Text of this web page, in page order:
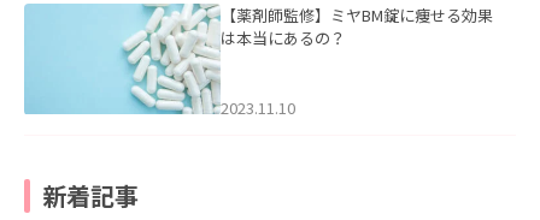
【薬剤師監修】ミヤBM錠に痩せる効果
は本当にあるの？
2023.11.10
新着記事